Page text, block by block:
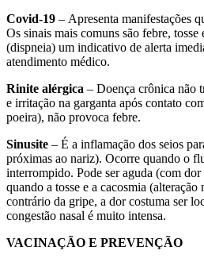
Covid-19 – Apresenta manifestações
Os sinais mais comuns são febre,
(dispneia) um indicativo de alerta
atendimento médico.
Rinite alérgica – Doença crônica não
e irritação na garganta após contato
poeira), não provoca febre.
Sinusite – É a inflamação dos seios
próximas ao nariz). Ocorre quando o
interrompido. Pode ser aguda (com
quando a tosse e a cacosmia
contrário da gripe, a dor costuma ser
congestão nasal é muito intensa.
VACINAÇÃO E PREVENÇÃO